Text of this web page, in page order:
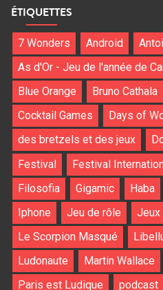
ÉTIQUETTES
7 Wonders Android
As d'Or - Jeu de l'année de
Blue Orange
Bruno Cathala
Cocktail Games
Days of
des bretzels et des jeux
Festival
Festival
Filosofia
Gigamic Haba
Iphone
Jeu de rôle Jeux
Le Scorpion Masqué
Ludonaute
Martin Wallace
Paris est Ludique
podcast